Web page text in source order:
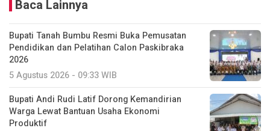
Baca Lainnya
Bupati Tanah Bumbu Resmi Buka Pemusatan
Pendidikan dan Pelatihan Calon Paskibraka
2026
5 Agustus 2026 - 09:33 WIB
Bupati Andi Rudi Latif Dorong Kemandirian
Warga Lewat Bantuan Usaha Ekonomi
Produktif